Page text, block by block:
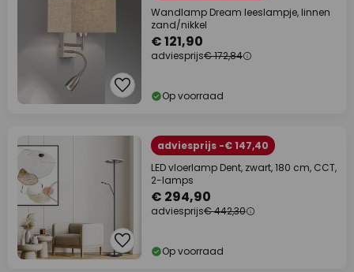
Wandlamp Dream leeslampje, linnen
zand/nikkel
€ 121,90
adviesprijs€ 172,84
Op voorraad
adviesprijs -€ 147,40
LED vloerlamp Dent, zwart, 180 cm, CCT,
2-lamps
€ 294,90
adviesprijs€ 442,30
Op voorraad